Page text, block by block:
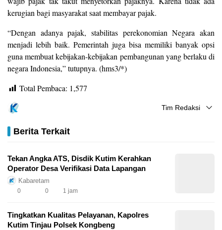
kerugian bagi masyarakat saat membayar pajak.
“Dengan adanya pajak, stabilitas perekonomian Negara akan
menjadi lebih baik. Pemerintah juga bisa memiliki banyak opsi
guna membuat kebijakan-kebijakan pembangunan yang berlaku di
negara Indonesia,” tutupnya. (hms3/*)
Total Pembaca: 1,577
Tim Redaksi
Berita Terkait
Tekan Angka ATS, Disdik Kutim Kerahkan
Operator Desa Verifikasi Data Lapangan
Kabaretam
0 0 1 jam
Tingkatkan Kualitas Pelayanan, Kapolres
Kutim Tinjau Polsek Kongbeng